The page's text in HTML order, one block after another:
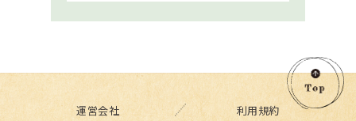
運営会社
利用規約